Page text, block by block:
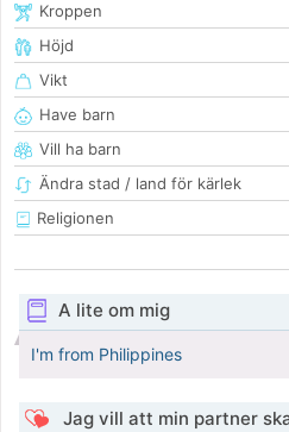
Kroppen
Höjd
Vikt
Have barn
Vill ha barn
Ändra stad / land för kärlek
Religionen
A lite om mig
I'm from Philippines
Jag vill att min partner